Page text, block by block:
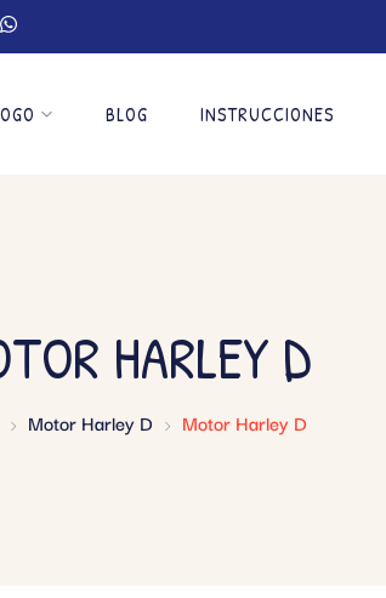
BLOG INSTRUCCIONES
HARLEY D
Motor Harley D Motor Harley D